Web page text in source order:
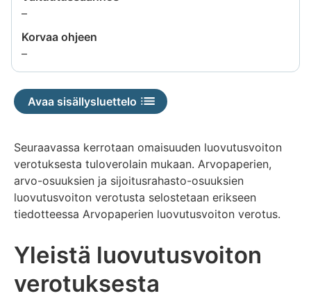
–Tietoa
saatavilla
Korvaa ohjeen
–Tietoa
ei
saatavilla
Avaa sisällysluettelo
Seuraavassa kerrotaan omaisuuden luovutusvoiton
verotuksesta tuloverolain mukaan. Arvopaperien,
arvo-osuuksien ja sijoitusrahasto-osuuksien
luovutusvoiton verotusta selostetaan erikseen
tiedotteessa Arvopaperien luovutusvoiton verotus.
Yleistä luovutusvoiton
verotuksesta